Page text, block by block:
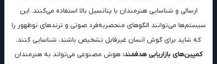
ارسالی و شناسایی هنرمندان با پتانسیل بالا استفاده می‌کنند. این
سیستم‌ها می‌توانند الگوهای منحصربه‌فرد صوتی و ترندهای نوظهور را
که شاید برای گوش انسان غیرقابل تشخیص باشند، شناسایی کنند.
کمپین‌های بازاریابی هدفمند: هوش مصنوعی می‌تواند به هنرمندان